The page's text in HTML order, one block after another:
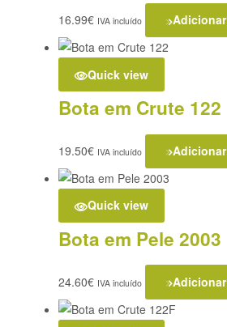
16.99€ IVA incluído Adicionar
Quick view
Bota em Crute 122
19.50€ IVA incluído Adicionar
Quick view
Bota em Pele 2003
24.60€ IVA incluído Adicionar